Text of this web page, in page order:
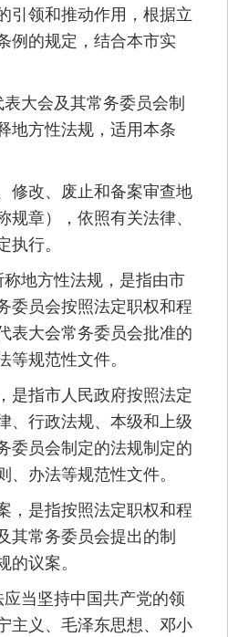
引领和推动作用，根据立
例的规定，结合本市实
会及其常务委员会制
地方性法规，适用本条
改、废止和备案审查地
章），依照有关法律、
行。
方性法规，是指由市
委员会按照法定职权和程
表大会常务委员会批准的
规范性文件。
指市人民政府按照法定
、行政法规、本级和上级
委员会制定的法规制定的
办法等规范性文件。
是指按照法定职权和程
其常务委员会提出的制
议案。
坚持中国共产党的领
主义、毛泽东思想、邓小